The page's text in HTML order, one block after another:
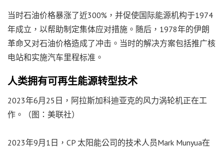
当时石油价格暴涨了近300%，并促使国际能源机构于1974
年成立，以帮助制定集体应对措施。随后，1978年的伊朗
革命又对石油价格造成了冲击。当时的解决方案包括推广核
电站和实施汽车里程标准。
人类拥有可再生能源转型技术
2023年6月25日，阿拉斯加科迪亚克的风力涡轮机正在工
作。（图：美联社）
2023年9月1日，CP 太阳能公司的技术人员Mark Munyua在